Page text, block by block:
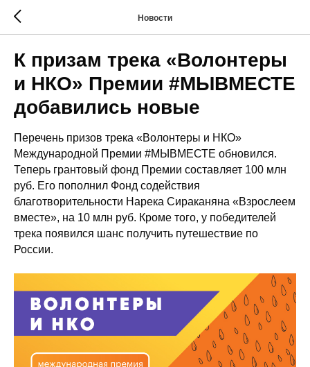
Новости
К призам трека «Волонтеры
и НКО» Премии #МЫВМЕСТЕ
добавились новые
Перечень призов трека «Волонтеры и НКО»
Международной Премии #МЫВМЕСТЕ обновился.
Теперь грантовый фонд Премии составляет 100 млн
руб. Его пополнил Фонд содействия
благотворительности Нарека Сираканяна «Взрослеем
вместе», на 10 млн руб. Кроме того, у победителей
трека появился шанс получить путешествие по
России.